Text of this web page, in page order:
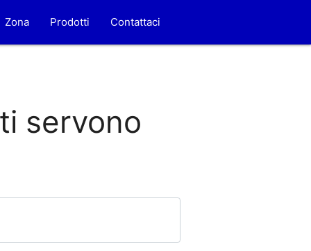
Zona Prodotti Contattaci
servono